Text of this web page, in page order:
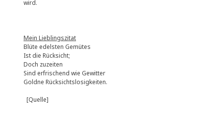
wird.
Mein Lieblingszitat
Blüte edelsten Gemütes
Ist die Rücksicht;
Doch zuzeiten
Sind erfrischend wie Gewitter
Goldne Rücksichtslosigkeiten.
[Quelle]